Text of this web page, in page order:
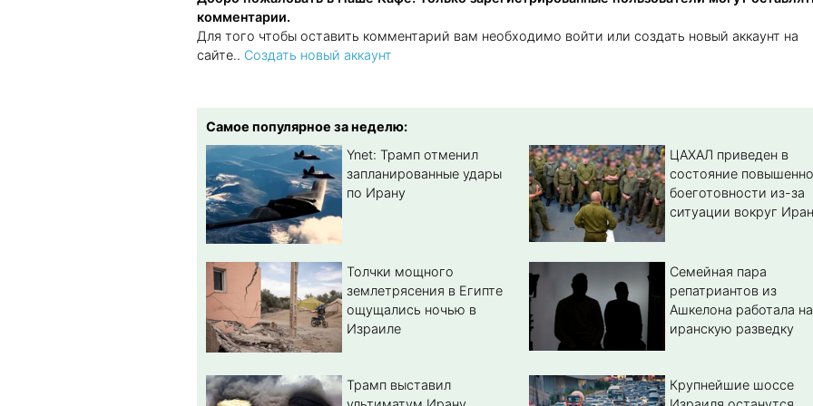
комментарии.
Для того чтобы оставить комментарий вам необходимо войти или создать новый аккаунт на
сайте.. Создать новый аккаунт
Самое популярное за неделю:
Ynet: Трамп отменил
запланированные удары
по Ирану
ЦАХАЛ приведен в
состояние
боеготовности из-за
ситуации вокруг
Толчки мощного
землетрясения в Египте
ощущались ночью в
Израиле
Семейная пара
репатриантов из
Ашкелона работала на
иранскую разведку
Трамп выставил
Крупнейшие шоссе